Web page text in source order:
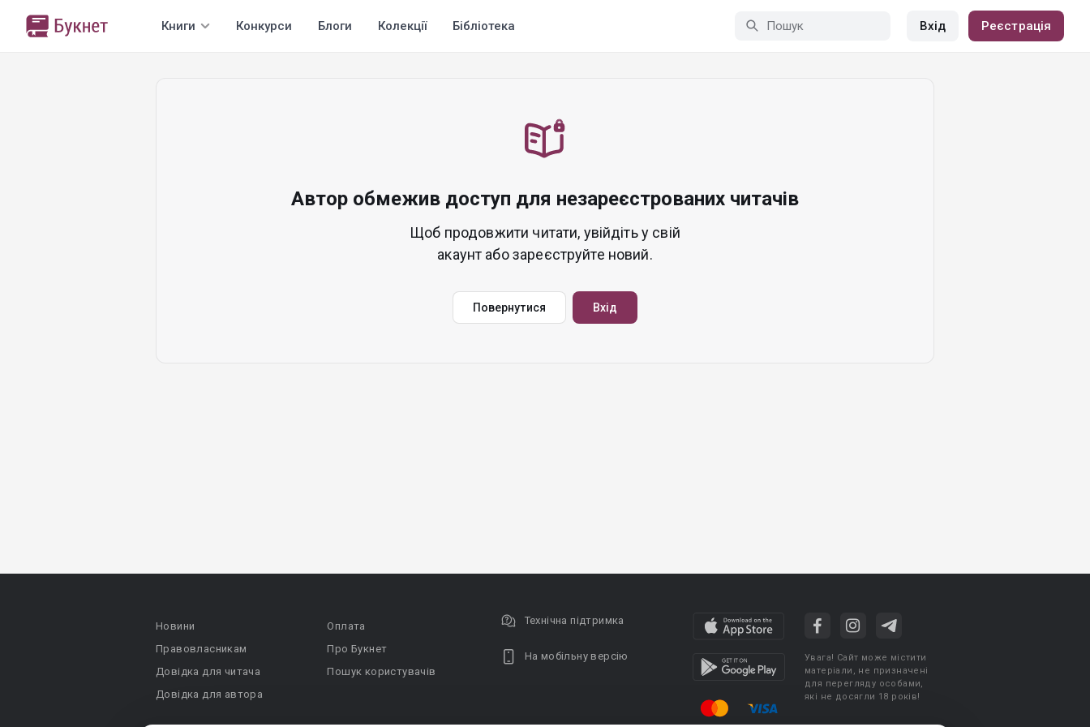
Книги Конкурси Блоги Колекції Бібліотека Вхід Реєстрація
Автор обмежив доступ для незареєстрованих читачів
Щоб продовжити читати, увійдіть у свій
акаунт або зареєструйте новий.
Повернутися Вхід
Новини
Правовласникам
Довідка для читача
Довідка для автора
Оплата
Про Букнет
Пошук користувачів
Технічна підтримка
На мобільну версію
Увага! Сайт може містити
матеріали, не призначені
для перегляду особами,
які не досягли 18 років!